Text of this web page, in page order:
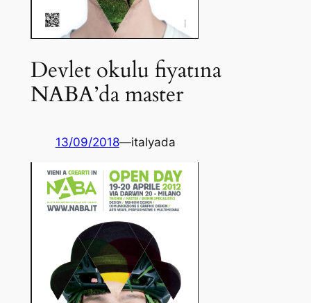
Devlet okulu fiyatına
NABA’da master
13/09/2018—italyada